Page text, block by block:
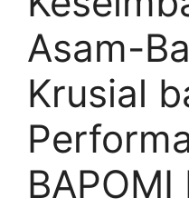
Asam-
Krusial
BAPOMI